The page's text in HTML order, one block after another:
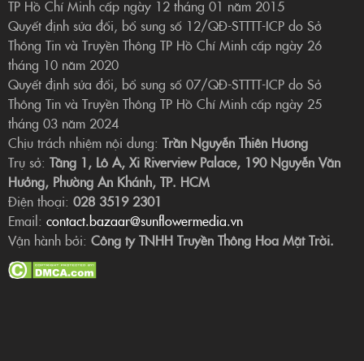
TP Hồ Chí Minh cấp ngày 12 tháng 01 năm 2015
Quyết định sửa đổi, bổ sung số 12/QĐ-STTTT-ICP do Sở
Thông Tin và Truyền Thông TP Hồ Chí Minh cấp ngày 26
tháng 10 năm 2020
Quyết định sửa đổi, bổ sung số 07/QĐ-STTTT-ICP do Sở
Thông Tin và Truyền Thông TP Hồ Chí Minh cấp ngày 25
tháng 03 năm 2024
Chịu trách nhiệm nội dung: Trần Nguyễn Thiên Hương
Trụ sở: Tầng 1, Lô A, Xi Riverview Palace, 190 Nguyễn Văn
Hưởng, Phường An Khánh, TP. HCM
Điện thoại: 028 3519 2301
Email: contact.bazaar@sunflowermedia.vn
Vận hành bởi: Công ty TNHH Truyền Thông Hoa Mặt Trời.